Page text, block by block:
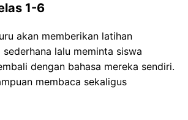
1-6
akan memberikan latihan
lalu meminta siswa
dengan bahasa mereka sendiri.
membaca sekaligus